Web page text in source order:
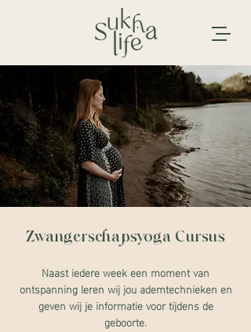
Zwangerschapsyoga Cursus
Naast iedere week een moment van
ontspanning leren wij jou ademtechnieken en
geven wij je informatie voor tijdens de
geboorte.